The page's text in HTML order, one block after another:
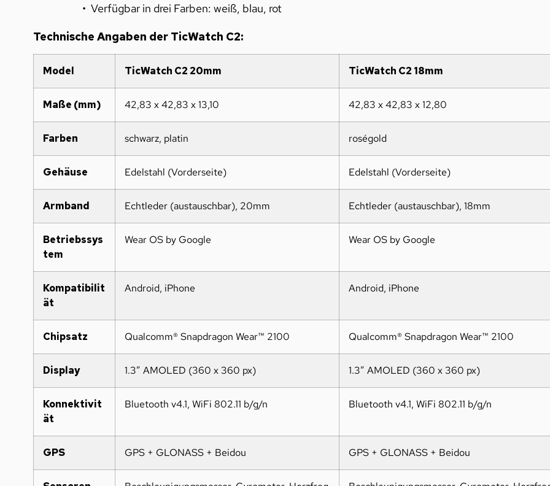
Verfügbar in drei Farben: weiß, blau, rot
Technische Angaben der TicWatch C2:
Model TicWatch C2 20mm TicWatch C2 18mm
Maße (mm) 42,83 x 42,83 x 13,10 42,83 x 42,83 x 12,80
Farben schwarz, platin roségold
Gehäuse Edelstahl (Vorderseite) Edelstahl (Vorderseite)
Armband Echtleder (austauschbar), 20mm Echtleder (austauschbar), 18mm
Betriebssys
tem
Wear OS by Google Wear OS by Google
Kompatibilit
ät
Android, iPhone Android, iPhone
Chipsatz Qualcomm® Snapdragon Wear™ 2100 Qualcomm® Snapdragon Wear™ 2100
Display 1.3″ AMOLED (360 x 360 px) 1.3″ AMOLED (360 x 360 px)
Konnektivit
ät
Bluetooth v4.1, WiFi 802.11 b/g/n Bluetooth v4.1, WiFi 802.11 b/g/n
GPS GPS + GLONASS + Beidou GPS + GLONASS + Beidou